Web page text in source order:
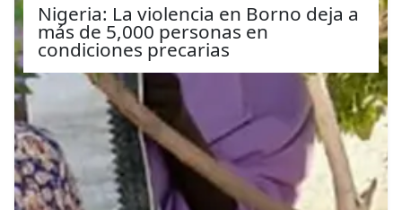
Nigeria: La violencia en Borno deja a
más de 5,000 personas en
condiciones precarias